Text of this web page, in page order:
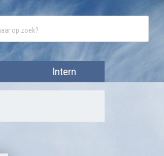
Intern